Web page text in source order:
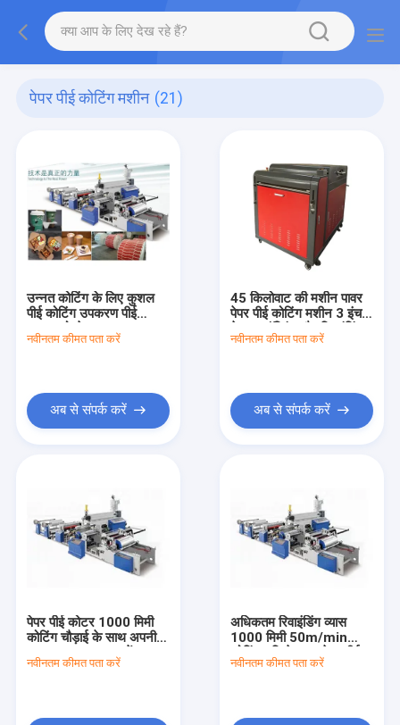
पेपर पीई कोटिंग मशीन (21)
उन्नत कोटिंग के लिए कुशल
पीई कोटिंग उपकरण पीई
380V/50HZ
नवीनतम कीमत पता करें
अब से संपर्क करें
45 किलोवाट की मशीन पावर
पेपर पीई कोटिंग मशीन 3 इंच
के अनलॉन्डिंग और रिवाइंडिंग
कोर के साथ
नवीनतम कीमत पता करें
अब से संपर्क करें
पेपर पीई कोटर 1000 मिमी
कोटिंग चौड़ाई के साथ अपनी
उत्पादन लाइन दक्षता में सुधार
नवीनतम कीमत पता करें
अधिकतम रिवाइंडिंग व्यास
1000 मिमी 50m/min
कोटिंग गति के साथ पेपर पीई
कोटिंग मशीन
नवीनतम कीमत पता करें